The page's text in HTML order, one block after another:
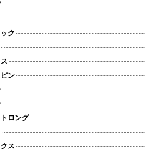
ク
ン
ロング
ス